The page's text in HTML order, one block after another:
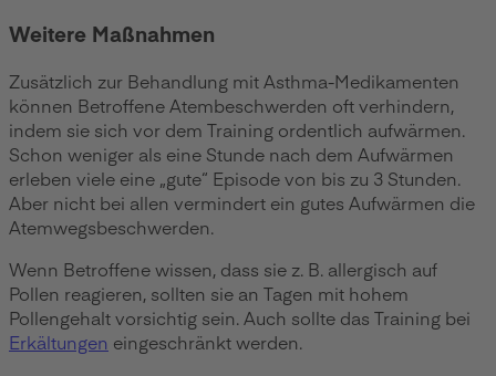
Weitere Maßnahmen
Zusätzlich zur Behandlung mit Asthma-Medikamenten
können Betroffene Atembeschwerden oft verhindern,
indem sie sich vor dem Training ordentlich aufwärmen.
Schon weniger als eine Stunde nach dem Aufwärmen
erleben viele eine „gute“ Episode von bis zu 3 Stunden.
Aber nicht bei allen vermindert ein gutes Aufwärmen die
Atemwegsbeschwerden.
Wenn Betroffene wissen, dass sie z. B. allergisch auf
Pollen reagieren, sollten sie an Tagen mit hohem
Pollengehalt vorsichtig sein. Auch sollte das Training bei
Erkältungen eingeschränkt werden.